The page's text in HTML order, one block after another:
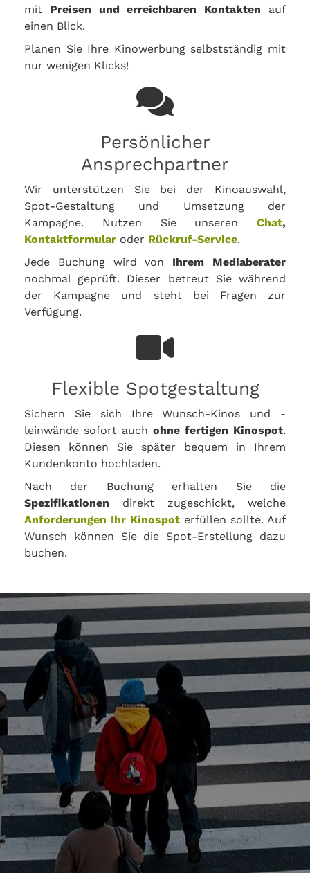
mit Preisen und erreichbaren Kontakten auf
einen Blick.
Planen Sie Ihre Kinowerbung selbstständig mit
nur wenigen Klicks!
Persönlicher
Ansprechpartner
Wir unterstützen Sie bei der Kinoauswahl,
Spot-Gestaltung und Umsetzung der
Kampagne. Nutzen Sie unseren Chat,
Kontaktformular oder Rückruf-Service.
Jede Buchung wird von Ihrem Mediaberater
nochmal geprüft. Dieser betreut Sie während
der Kampagne und steht bei Fragen zur
Verfügung.
Flexible Spotgestaltung
Sichern Sie sich Ihre Wunsch-Kinos und -
leinwände sofort auch ohne fertigen Kinospot.
Diesen können Sie später bequem in Ihrem
Kundenkonto hochladen.
Nach der Buchung erhalten Sie die
Spezifikationen direkt zugeschickt, welche
Anforderungen Ihr Kinospot erfüllen sollte. Auf
Wunsch können Sie die Spot-Erstellung dazu
buchen.